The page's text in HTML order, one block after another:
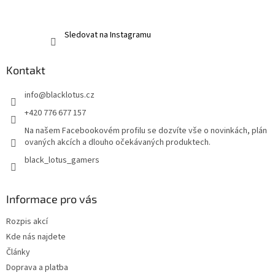
Sledovat na Instagramu
Kontakt
info@blacklotus.cz
+420 776 677 157
Na našem Facebookovém profilu se dozvíte vše o novinkách, plán
ovaných akcích a dlouho očekávaných produktech.
black_lotus_gamers
Informace pro vás
Rozpis akcí
Kde nás najdete
Články
Doprava a platba